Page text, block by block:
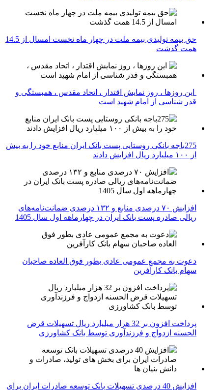
حق بیمه تولیدی بیمه ملت در چهار ماه نخست امسال از 14.5
همت گذشت
این روزها ، روز نمایش اقتدار ، اتحاد مقدس ، همبستگی و
قدر شناسی از امام شهید است
275باجه بانکی روستایی پست بانک ایران منابع خود را به بیش
از ۱۰۰ میلیارد ریال افزایش دادند
افزایش ۷۰ درصدی منابع و ۱۳۲ درصدی ضمانت‌نامه‌های
ریالی صادره پست بانک ایران در چهارماهه اول سال 1405
دعوت به مجمع عمومی عادی بطور فوق العاده صاحبان
سهام بانک کارآفرین
پرداخت افزون بر 32 هزار میلیارد ریال تسهیلات قرض
الحسنه ازدواج و فرزندآوری توسط بانک کشاورزی
افزایش 40 درصدی تسهیلات بانک توسعه صادرات ایران برای